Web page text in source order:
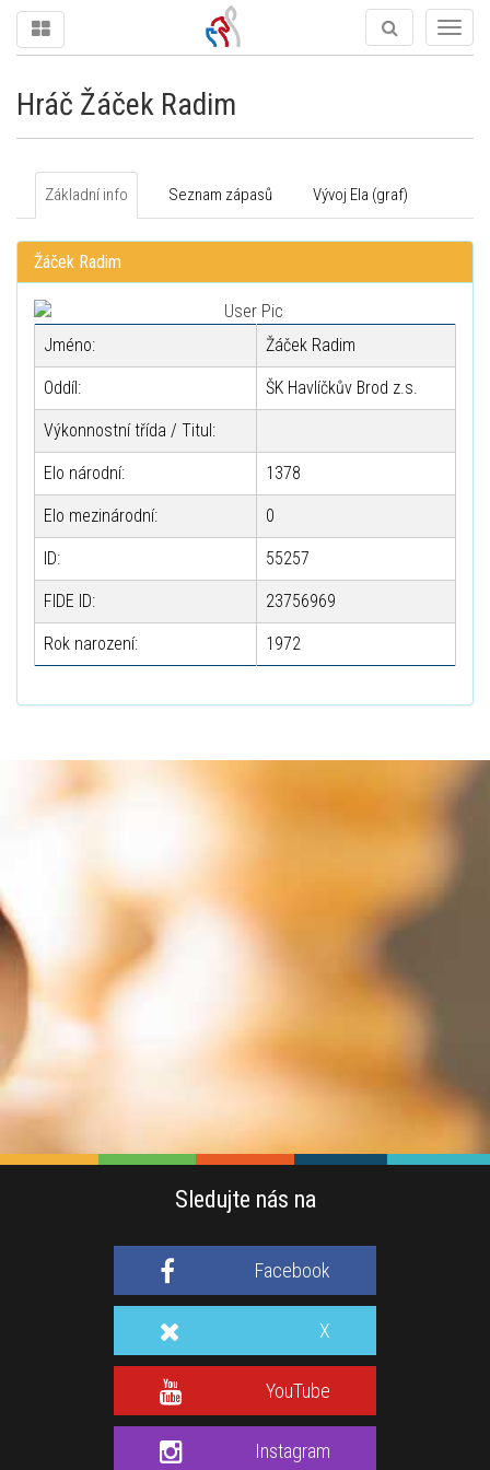
Hráč Žáček Radim
Základní info Seznam zápasů Vývoj Ela (graf)
Žáček Radim
Jméno: Žáček Radim
Oddíl: ŠK Havlíčkův Brod z.s.
Výkonnostní třída / Titul:
Elo národní: 1378
Elo mezinárodní: 0
ID: 55257
FIDE ID: 23756969
Rok narození: 1972
Sledujte nás na
Facebook
X
YouTube
Instagram